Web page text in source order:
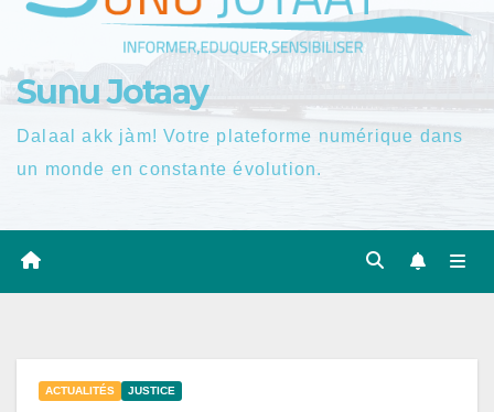
Sunu Jotaay
Dalaal akk jàm! Votre plateforme numérique dans
un monde en constante évolution.
ACTUALITÉS JUSTICE